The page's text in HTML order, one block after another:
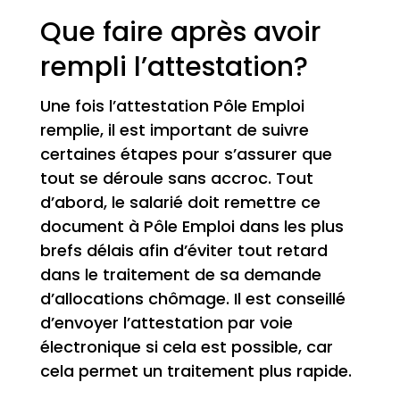
Que faire après avoir
rempli l’attestation?
Une fois l’attestation Pôle Emploi
remplie, il est important de suivre
certaines étapes pour s’assurer que
tout se déroule sans accroc. Tout
d’abord, le salarié doit remettre ce
document à Pôle Emploi dans les plus
brefs délais afin d’éviter tout retard
dans le traitement de sa demande
d’allocations chômage. Il est conseillé
d’envoyer l’attestation par voie
électronique si cela est possible, car
cela permet un traitement plus rapide.